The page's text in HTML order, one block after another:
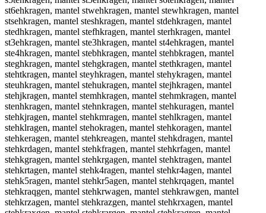
st6ehkragen, mantel stwehkragen, mantel stewhkragen, mantel
stsehkragen, mantel steshkragen, mantel stdehkragen, mantel
stedhkragen, mantel stefhkragen, mantel sterhkragen, mantel
st3ehkragen, mantel ste3hkragen, mantel st4ehkragen, mantel
ste4hkragen, mantel stebhkragen, mantel stehbkragen, mantel
steghkragen, mantel stehgkragen, mantel stethkragen, mantel
stehtkragen, mantel steyhkragen, mantel stehykragen, mantel
steuhkragen, mantel stehukragen, mantel stejhkragen, mantel
stehjkragen, mantel stemhkragen, mantel stehmkragen, mantel
stenhkragen, mantel stehnkragen, mantel stehkuragen, mantel
stehkjragen, mantel stehkmragen, mantel stehlkragen, mantel
stehklragen, mantel stehokragen, mantel stehkoragen, mantel
stehkeragen, mantel stehkreagen, mantel stehkdragen, mantel
stehkrdagen, mantel stehkfragen, mantel stehkrfagen, mantel
stehkgragen, mantel stehkrgagen, mantel stehktragen, mantel
stehkrtagen, mantel stehk4ragen, mantel stehkr4agen, mantel
stehk5ragen, mantel stehkr5agen, mantel stehkrqagen, mantel
stehkraqgen, mantel stehkrwagen, mantel stehkrawgen, mantel
stehkrzagen, mantel stehkrazgen, mantel stehkrxagen, mantel